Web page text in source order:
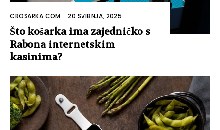
CROSARKA.COM -20 SVIBNJA, 2025
Što košarka ima zajedničko s
Rabona internetskim
kasinima?